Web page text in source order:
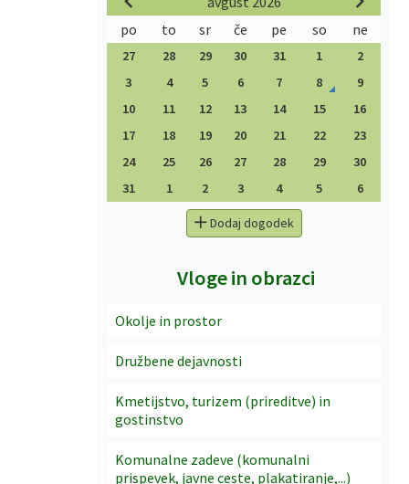
po
to sr če pe so ne
27 28 29 30 31 1
2
3
4 5 6 7 8
9
10
11 12 13 14 15
16
17
18 19 20 21 22
23
24
25 26 27 28 29
30
31
1 2 3 4 5 6
Dodaj dogodek
Vloge in obrazci
Okolje in prostor
Družbene dejavnosti
Kmetijstvo, turizem (prireditve) in
gostinstvo
Komunalne zadeve (komunalni
prispevek, javne ceste, plakatiranje,...)